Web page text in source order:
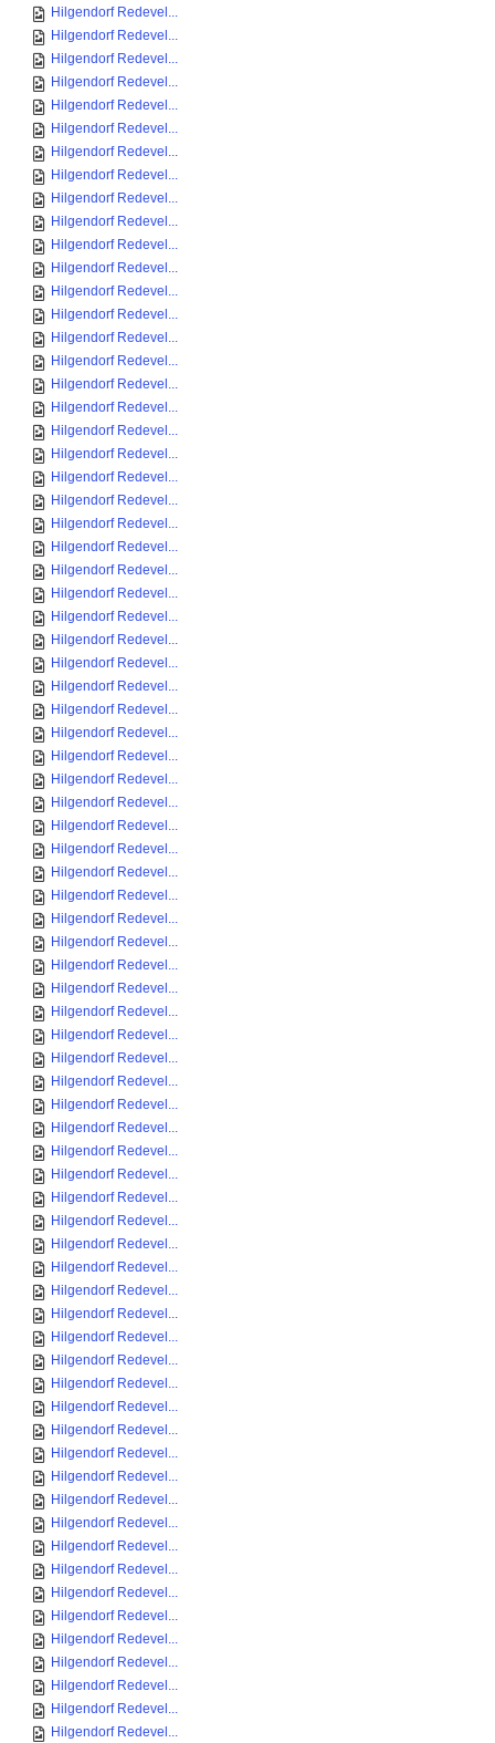
Hilgendorf Redevel...
Hilgendorf Redevel...
Hilgendorf Redevel...
Hilgendorf Redevel...
Hilgendorf Redevel...
Hilgendorf Redevel...
Hilgendorf Redevel...
Hilgendorf Redevel...
Hilgendorf Redevel...
Hilgendorf Redevel...
Hilgendorf Redevel...
Hilgendorf Redevel...
Hilgendorf Redevel...
Hilgendorf Redevel...
Hilgendorf Redevel...
Hilgendorf Redevel...
Hilgendorf Redevel...
Hilgendorf Redevel...
Hilgendorf Redevel...
Hilgendorf Redevel...
Hilgendorf Redevel...
Hilgendorf Redevel...
Hilgendorf Redevel...
Hilgendorf Redevel...
Hilgendorf Redevel...
Hilgendorf Redevel...
Hilgendorf Redevel...
Hilgendorf Redevel...
Hilgendorf Redevel...
Hilgendorf Redevel...
Hilgendorf Redevel...
Hilgendorf Redevel...
Hilgendorf Redevel...
Hilgendorf Redevel...
Hilgendorf Redevel...
Hilgendorf Redevel...
Hilgendorf Redevel...
Hilgendorf Redevel...
Hilgendorf Redevel...
Hilgendorf Redevel...
Hilgendorf Redevel...
Hilgendorf Redevel...
Hilgendorf Redevel...
Hilgendorf Redevel...
Hilgendorf Redevel...
Hilgendorf Redevel...
Hilgendorf Redevel...
Hilgendorf Redevel...
Hilgendorf Redevel...
Hilgendorf Redevel...
Hilgendorf Redevel...
Hilgendorf Redevel...
Hilgendorf Redevel...
Hilgendorf Redevel...
Hilgendorf Redevel...
Hilgendorf Redevel...
Hilgendorf Redevel...
Hilgendorf Redevel...
Hilgendorf Redevel...
Hilgendorf Redevel...
Hilgendorf Redevel...
Hilgendorf Redevel...
Hilgendorf Redevel...
Hilgendorf Redevel...
Hilgendorf Redevel...
Hilgendorf Redevel...
Hilgendorf Redevel...
Hilgendorf Redevel...
Hilgendorf Redevel...
Hilgendorf Redevel...
Hilgendorf Redevel...
Hilgendorf Redevel...
Hilgendorf Redevel...
Hilgendorf Redevel...
Hilgendorf Redevel...